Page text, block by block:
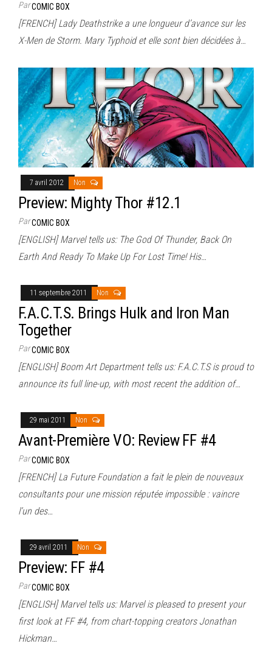
ParCOMIC BOX
[FRENCH] Lady Deathstrike a une longueur d’avance sur les
X-Men de Storm. Mary Typhoid et elle sont bien décidées à…
7 avril 2012 Non
Preview: Mighty Thor #12.1
ParCOMIC BOX
[ENGLISH] Marvel tells us: The God Of Thunder, Back On
Earth And Ready To Make Up For Lost Time! His…
11 septembre 2011 Non
F.A.C.T.S. Brings Hulk and Iron Man
Together
ParCOMIC BOX
[ENGLISH] Boom Art Department tells us: F.A.C.T.S is proud to
announce its full line-up, with most recent the addition of…
29 mai 2011 Non
Avant-Première VO: Review FF #4
ParCOMIC BOX
[FRENCH] La Future Foundation a fait le plein de nouveaux
consultants pour une mission réputée impossible : vaincre
l’un des…
29 avril 2011 Non
Preview: FF #4
ParCOMIC BOX
[ENGLISH] Marvel tells us: Marvel is pleased to present your
first look at FF #4, from chart-topping creators Jonathan
Hickman…